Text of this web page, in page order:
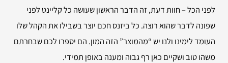
לפני הכל – חוות דעת, זה הדבר הראשון שעושה כל קליינט לפני
שפונה לדבר שהוא רוצה. כל ביזנס חכם יוצר בשבילו את הקהל שלו
העומד לימינו ולנו יש “מהמוצר” הזה המון. הם יספרו לכם שבחרתם
משהו טוב ושקיים כאן רף גבוה ומענה באופן תמידי.